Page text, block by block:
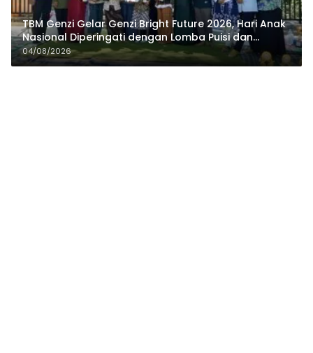
TBM Genzi Gelar Genzi Bright Future 2026, Hari Anak
Nasional Diperingati dengan Lomba Puisi dan
Tembang Dolanan
04/08/2026